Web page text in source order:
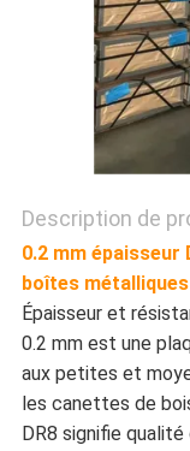
POLITIQUE
Description de
0.2 mm
boîtes
Épaisseur et
0.2 mm est une
aux petites et
les canettes de
DR8 signifie